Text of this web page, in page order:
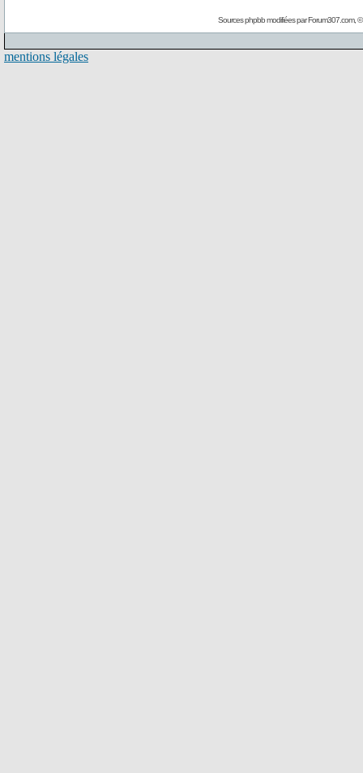
Sources phpbb modifiées parForum307.com, ©
mentions légales